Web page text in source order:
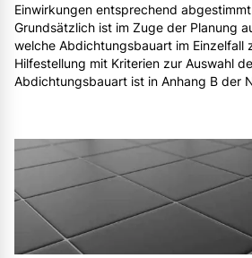
Einwirkungen entsprechend
Grundsätzlich ist im Zuge der Planung
welche Abdichtungsbauart im Einzelfall
Hilfestellung mit Kriterien zur Auswahl
Abdichtungsbauart ist in Anhang B der